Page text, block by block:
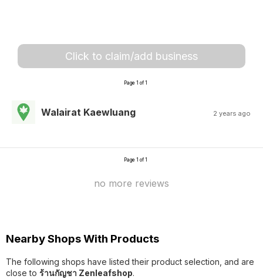
Click to claim/add business
Page 1 of 1
Walairat Kaewluang 2 years ago
Page 1 of 1
no more reviews
Nearby Shops With Products
The following shops have listed their product selection, and are
close to ร้านกัญชา Zenleafshop.